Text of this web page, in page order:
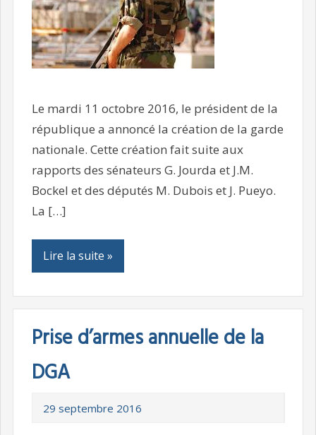
Le mardi 11 octobre 2016, le président de la
république a annoncé la création de la garde
nationale. Cette création fait suite aux
rapports des sénateurs G. Jourda et J.M.
Bockel et des députés M. Dubois et J. Pueyo.
La […]
Lire la suite »
Prise d’armes annuelle de la
DGA
29 septembre 2016